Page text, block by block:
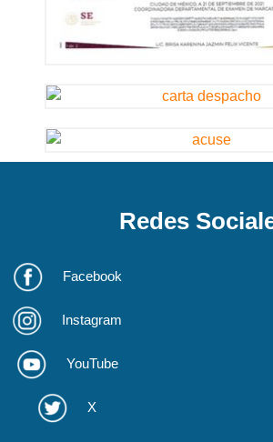
Redes
Facebook
Instagram
YouTube
X